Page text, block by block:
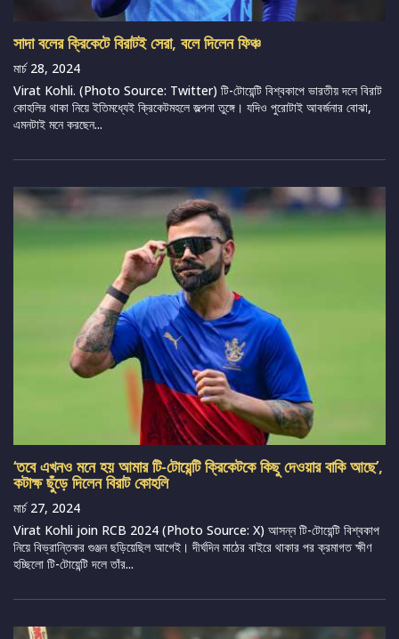
সাদা বলের ক্রিকেটে বিরাটই সেরা, বলে দিলেন ফিঞ্চ
মার্চ 28, 2024
Virat Kohli. (Photo Source: Twitter) টি-টোয়েন্টি বিশ্বকাপে ভারতীয় দলে বিরাট
কোহলির থাকা নিয়ে ইতিমধ্যেই ক্রিকেটমহলে জল্পনা তুঙ্গে। যদিও পুরোটাই আবর্জনার বোঝা,
এমনটাই মনে করছেন...
‘তবে এখনও মনে হয় আমার টি-টোয়েন্টি ক্রিকেটকে কিছু দেওয়ার বাকি আছে’,
কটাক্ষ ছুঁড়ে দিলেন বিরাট কোহলি
মার্চ 27, 2024
Virat Kohli join RCB 2024 (Photo Source: X) আসন্ন টি-টোয়েন্টি বিশ্বকাপ
নিয়ে বিভ্রান্তিকর গুঞ্জন ছড়িয়েছিল আগেই। দীর্ঘদিন মাঠের বাইরে থাকার পর ক্রমাগত ক্ষীণ
হচ্ছিলো টি-টোয়েন্টি দলে তাঁর...